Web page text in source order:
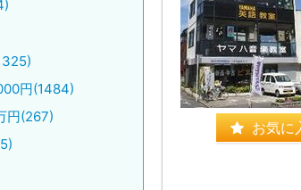
円(1484)
円(267)
お気に